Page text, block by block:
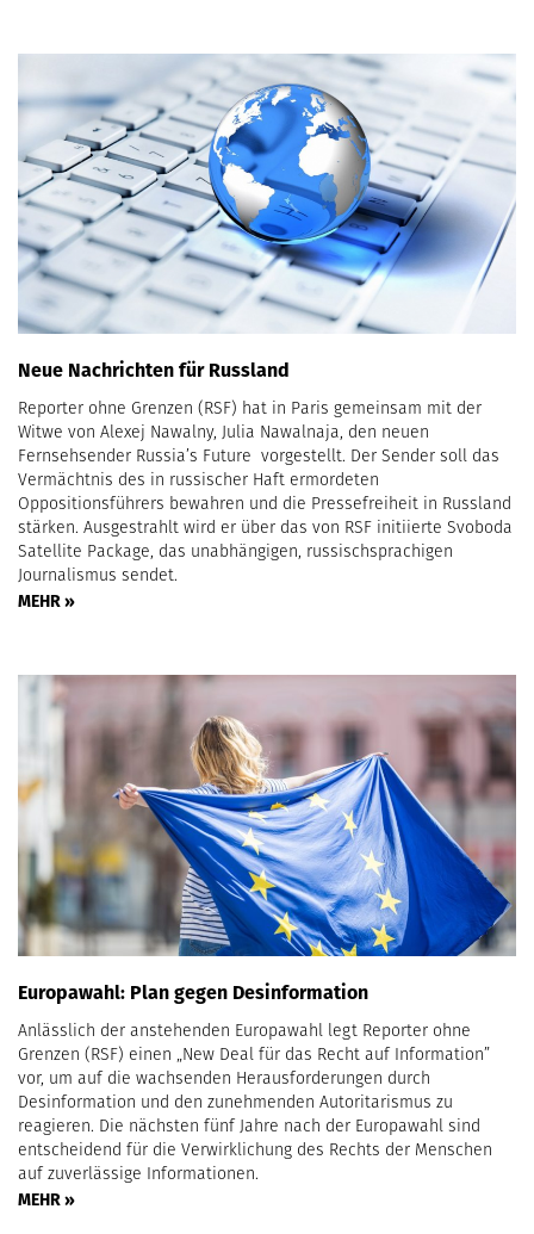
Neue Nachrichten für Russland
Reporter ohne Grenzen (RSF) hat in Paris gemeinsam mit der
Witwe von Alexej Nawalny, Julia Nawalnaja, den neuen
Fernsehsender Russia’s Future vorgestellt. Der Sender soll das
Vermächtnis des in russischer Haft ermordeten
Oppositionsführers bewahren und die Pressefreiheit in Russland
stärken. Ausgestrahlt wird er über das von RSF initiierte Svoboda
Satellite Package, das unabhängigen, russischsprachigen
Journalismus sendet.
MEHR »
Europawahl: Plan gegen Desinformation
Anlässlich der anstehenden Europawahl legt Reporter ohne
Grenzen (RSF) einen „New Deal für das Recht auf Information”
vor, um auf die wachsenden Herausforderungen durch
Desinformation und den zunehmenden Autoritarismus zu
reagieren. Die nächsten fünf Jahre nach der Europawahl sind
entscheidend für die Verwirklichung des Rechts der Menschen
auf zuverlässige Informationen.
MEHR »